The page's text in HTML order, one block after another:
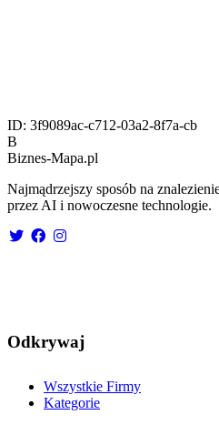
ID: 3f9089ac-c712-03a2-8f7a-cb
B
Biznes-Mapa.pl
Najmądrzejszy sposób na
przez AI i nowoczesne technologie.
Odkrywaj
Wszystkie Firmy
Kategorie